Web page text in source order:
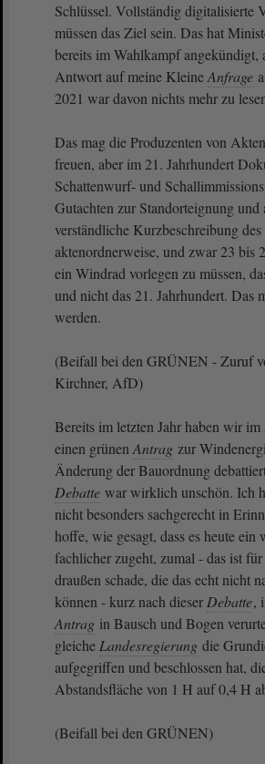
Schlüssel. Vollständig digitalisierte
müssen das Ziel sein. Das hat
bereits im Wahlkampf angekündigt,
Antwort auf meine KleineAnfrage
2021 war davon nichts mehr zu
Das mag die Produzenten von
freuen, aber im 21. Jahrhundert
Schattenwurf- und
Gutachten zur Standorteignung und
verständliche Kurzbeschreibung
aktenordnerweise, und zwar 23 bis
ein Windrad vorlegen zu müssen,
und nicht das 21. Jahrhundert. Das
werden.
(Beifall bei den GRÜNEN - Zuruf
Kirchner, AfD)
Bereits im letzten Jahr haben wir im
einen grünen Antrag zur
Änderung der Bauordnung
Debatte war wirklich unschön. Ich
nicht besonders sachgerecht in
hoffe, wie gesagt, dass es heute ein
fachlicher zugeht, zumal - das ist
draußen schade, die das echt nicht
können - kurz nach dieser Debatte,
Antrag in Bausch und Bogen
gleiche Landesregierung die
aufgegriffen und beschlossen hat,
Abstandsfläche von 1 H auf 0,4 H
(Beifall bei den GRÜNEN)